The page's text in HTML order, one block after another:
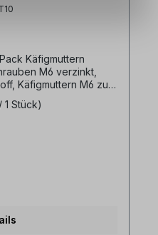
Käfigmuttern
M6 verzinkt,
Käfigmuttern M6 zur
Einbauten in 19"
Stück)